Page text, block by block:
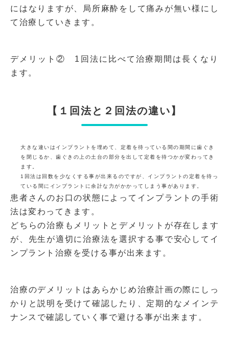
にはなりますが、局所麻酔をして痛みが無い様にし
て治療していきます。
デメリット② 1回法に比べて治療期間は長くなり
ます。
【１回法と２回法の違い】
大きな違いはインプラントを埋めて、定着を待っている間の期間に歯ぐき
を閉じるか、歯ぐきの上の土台の部分を出して定着を待つかが変わってき
ます。
1回法は回数を少なくする事が出来るのですが、インプラントの定着を待っ
ている間にインプラントに余計な力がかかってしまう事があります。
患者さんのお口の状態によってインプラントの手術
法は変わってきます。
どちらの治療もメリットとデメリットが存在します
が、先生が適切に治療法を選択する事で安心してイ
ンプラント治療を受ける事が出来ます。
治療のデメリットはあらかじめ治療計画の際にしっ
かりと説明を受けて確認したり、定期的なメインテ
ナンスで確認していく事で避ける事が出来ます。